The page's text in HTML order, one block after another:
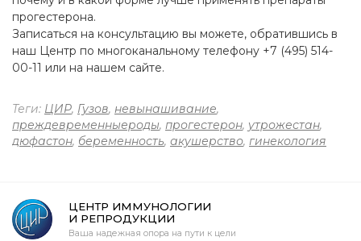
прогестерона.
Записаться на консультацию вы можете, обратившись в
наш Центр по многоканальному телефону +7 (495) 514-
00-11 или на нашем сайте.
Теги: ЦИР, Гузов, невынашивание,
преждевременныероды, прогестерон, утрожестан,
дюфастон, беременность, акушерство, гинекология
ЦЕНТР ИММУНОЛОГИИ
И РЕПРОДУКЦИИ
Ваша надежная опора на пути к цели